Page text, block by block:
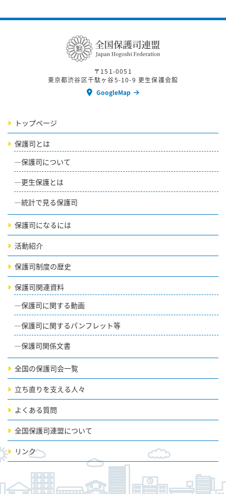
〒151-0051
東京都渋谷区千駄ヶ谷5-10-9 更生保護会館
GoogleMap
トップページ
保護司とは
保護司について
更生保護とは
統計で見る保護司
保護司になるには
活動紹介
保護司制度の歴史
保護司関連資料
保護司に関する動画
保護司に関するパンフレット等
保護司関係文書
全国の保護司会一覧
立ち直りを支える人々
よくある質問
全国保護司連盟について
リンク